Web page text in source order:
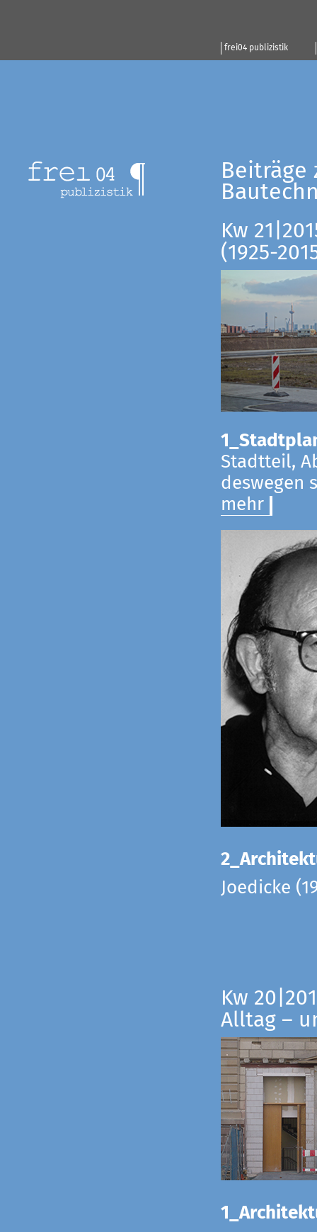
frei04 publizistik
Beiträge
Kw
(1925-
Stadtteil,
deswegen
mehr
Joedicke
Kw
Alltag –